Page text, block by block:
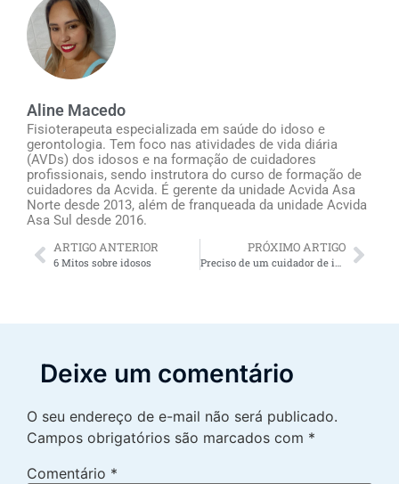
Aline Macedo
Fisioterapeuta especializada em saúde do idoso e
gerontologia. Tem foco nas atividades de vida diária
(AVDs) dos idosos e na formação de cuidadores
profissionais, sendo instrutora do curso de formação de
cuidadores da Acvida. É gerente da unidade Acvida Asa
Norte desde 2013, além de franqueada da unidade Acvida
Asa Sul desde 2016.
ARTIGO ANTERIOR
6 Mitos sobre idosos
PRÓXIMO ARTIGO
Preciso de um cuidador de idosos freelancer urgente: não contrate antes de ler
Deixe um comentário
O seu endereço de e-mail não será publicado.
Campos obrigatórios são marcados com *
Comentário *